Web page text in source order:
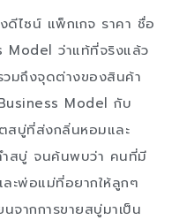
ไซน์ แพ็กเกจ ราคา ชื่อ
Model ว่าแท้ที่จริงแล้ว
วมถึงจุดต่างของสินค้า
Model กับ
สบู่ที่ส่งกลิ่นหอมและ
ำสบู่ จนค้นพบว่า คนที่มี
ะพ่อแม่ที่อยากให้ลูกๆ
จากการขายสบู่มาเป็น